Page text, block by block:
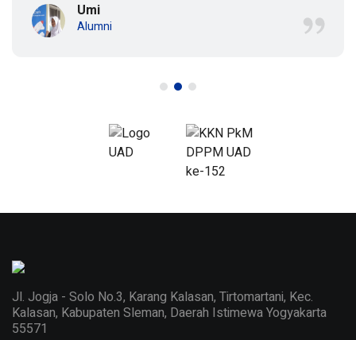
Umi
Alumni
Jl. Jogja - Solo No.3, Karang Kalasan, Tirtomartani, Kec.
Kalasan, Kabupaten Sleman, Daerah Istimewa Yogyakarta
55571